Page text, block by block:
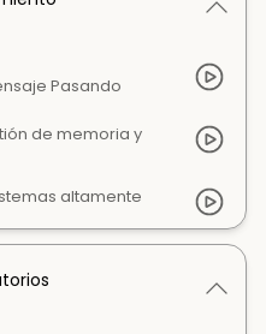
Pasando
de memoria y
altamente